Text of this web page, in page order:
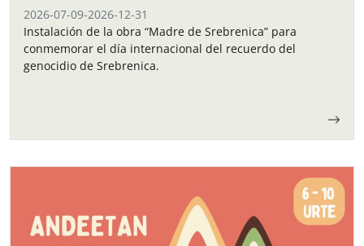
2026-07-09-2026-12-31
Instalación de la obra “Madre de Srebrenica” para
conmemorar el día internacional del recuerdo del
genocidio de Srebrenica.